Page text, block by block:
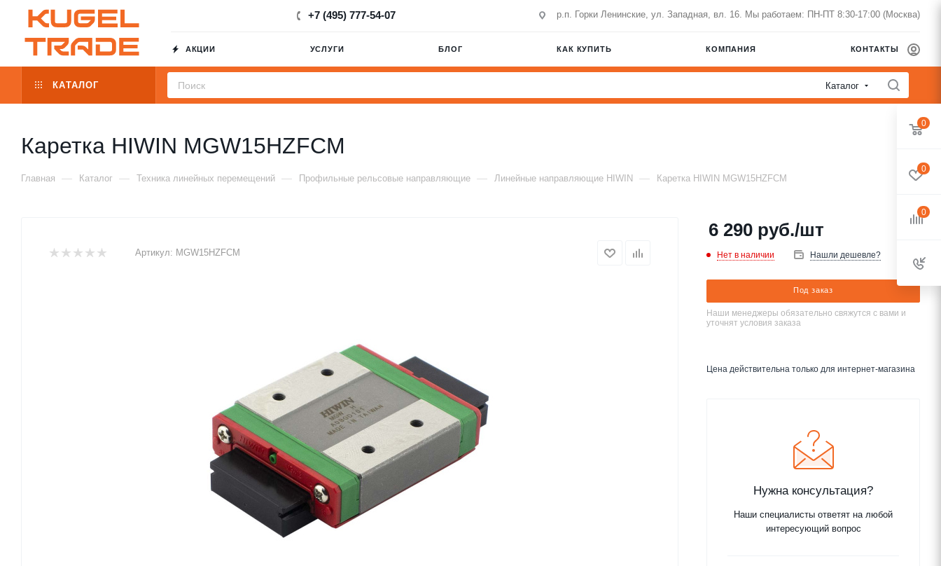
+7 (495) 777-54-07 р.п. Горки Ленинские, ул. Западная, вл. 16. Мы работаем: ПН-ПТ 8:30-17:00 (Москва)
АКЦИИ УСЛУГИ БЛОГ КАК КУПИТЬ КОМПАНИЯ КОНТАКТЫ
КАТАЛОГ Каталог
Каретка HIWIN MGW15HZFCM
Главная — Каталог — Техника линейных перемещений — Профильные рельсовые направляющие — Линейные направляющие HIWIN — Каретка HIWIN MGW15HZFCM
Артикул: MGW15HZFCM
6 290 руб./шт
Нет в наличии Нашли дешевле?
Под заказ
Наши менеджеры обязательно свяжутся с вами и
уточнят условия заказа
Цена действительна только для интернет-магазина
Нужна консультация?
Наши специалисты ответят на любой
интересующий вопрос
0
0
0